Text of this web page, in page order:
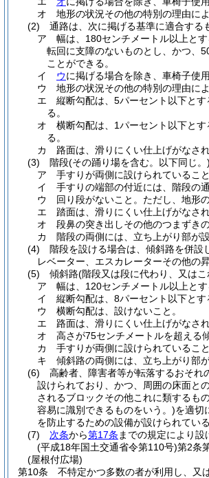
オ
地形の状況その他の特別の理由に
(2)
通路は、次に掲げる基準に適合する
ア
幅は、180センチメートル以上とす
転回に支障のないものとし、かつ、
ことができる。
イ
ウに掲げる場合を除き、車椅子使
ウ
地形の状況その他の特別の理由に
エ
縦断勾配は、5パーセント以下とす
る。
オ
横断勾配は、1パーセント以下とす
る。
カ
路面は、滑りにくい仕上げがなさ
(3)
階段(その踊り場を含む。以下同じ。)
ア
手すりが両側に設けられていること
イ
手すりの端部の付近には、階段の
ウ
回り段がないこと。 ただし、地形
エ
踏面は、滑りにくい仕上げがなさ
オ
段鼻の突き出しその他のつまずき
カ
階段の両側には、立ち上がり部が
(4)
階段を設ける場合は、傾斜路を併設
レベーター、エスカレーターその他の
(5)
傾斜路(階段又は段に代わり、又は
ア
幅は、120センチメートル以上とす
イ
縦断勾配は、8パーセント以下とす
ウ
横断勾配は、設けないこと。
エ
路面は、滑りにくい仕上げがなさ
オ
高さが75センチメートルを超える
カ
手すりが両側に設けられていること
キ
傾斜路の両側には、立ち上がり部
(6)
高齢者、障害者等が転落するおそれ
設けられており、かつ、周囲の床面と
されるブロックその他これに類するも
容易に識別できるものをいう。)を適切
を防止するための設備が設けられている
(7)
次条から第17条 までの規定により
(平成18年国土交通省令第110号)第2条
(屋根付広場)
第10条
不特定かつ多数の者が利用し、又